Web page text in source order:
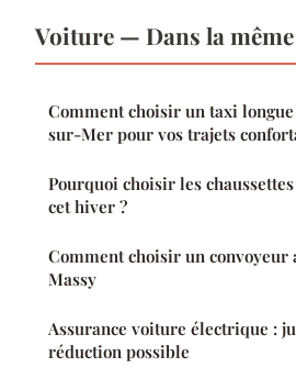
Voiture — Dans la
Comment choisir un taxi
sur-Mer pour vos trajets
Pourquoi choisir les
cet hiver ?
Comment choisir un convoyeur
Massy
Assurance voiture électrique :
réduction possible